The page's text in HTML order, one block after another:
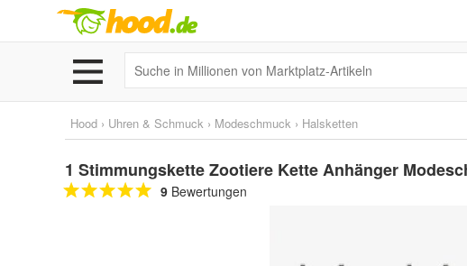
Hood › Uhren & Schmuck › Modeschmuck › Halsketten
1 Stimmungskette Zootiere Kette Anhänger
9 Bewertungen